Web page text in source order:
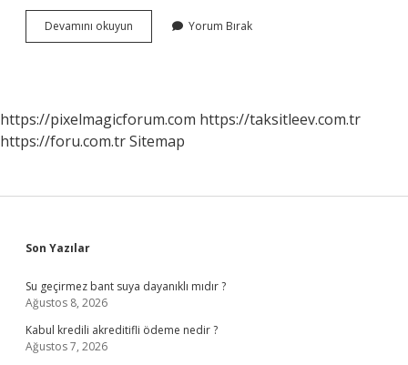
Devamını okuyun
Uyuşmazlıklarında
Yorum Bırak
https://pixelmagicforum.com https://taksitleev.com.tr
https://foru.com.trSitemap
Sidebar
Son Yazılar
Su geçirmez bant suya dayanıklı mıdır ?
Ağustos 8, 2026
Kabul kredili akreditifli ödeme nedir ?
Ağustos 7, 2026